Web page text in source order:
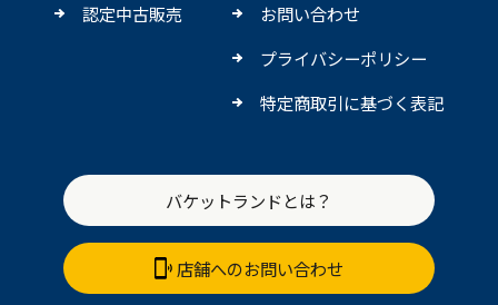
認定中古販売
お問い合わせ
プライバシーポリシー
特定商取引に基づく表記
バケットランドとは？
店舗へのお問い合わせ